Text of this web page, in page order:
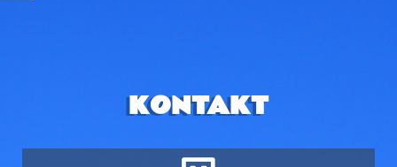
KONTAKT